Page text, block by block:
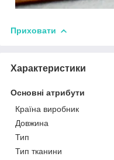
Приховати
Характеристики
Основні атрибути
Країна виробник
Довжина
Тип
Тип тканини